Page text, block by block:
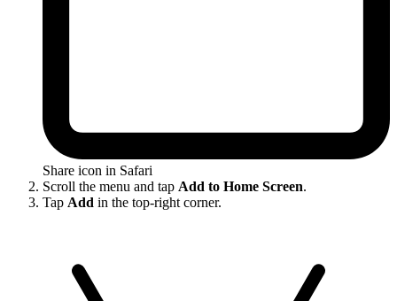
Share icon in Safari
Scroll the menu and tap Add to Home Screen.
Tap Add in the top-right corner.